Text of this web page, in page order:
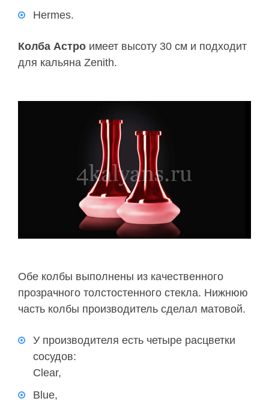
Hermes.
Колба Астро имеет высоту 30 см и подходит
для кальяна Zenith.
Обе колбы выполнены из качественного
прозрачного толстостенного стекла. Нижнюю
часть колбы производитель сделал матовой.
У производителя есть четыре расцветки
сосудов:
Clear,
Blue,